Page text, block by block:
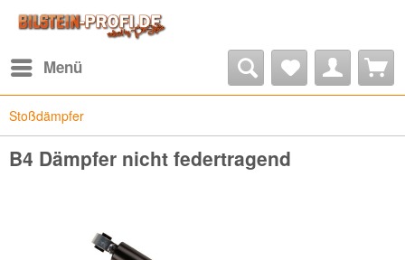
Menü
Stoßdämpfer
B4 Dämpfer nicht federtragend